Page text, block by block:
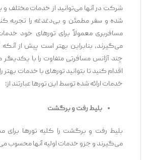
شرکت در آنها می‌توانید از خدمات مختلف و
شده و سفر مطمئن و بی‌دغدغه را تجربه
مسافربری معمولاً برای تورهای خود
می‌گیرند، بنابراین بهتر است پیش از آنکه
چند آژانس مسافرتی متفاوت را با یکدیگر
اقدام کنید تا بتوانید تورهای با خدمات بهتر
خدمات ارائه شده توسط این تورها عبارتند از:
بلیط رفت و برگشت
بلیط رفت و برگشت را کلیه تورها برای
می‌گیرند و جزو خدمات اولیه آنها محسوب